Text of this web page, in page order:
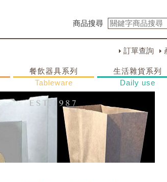
商品搜尋
訂單查詢
餐飲器具系列
Tableware
生活雜貨系列
Daily use